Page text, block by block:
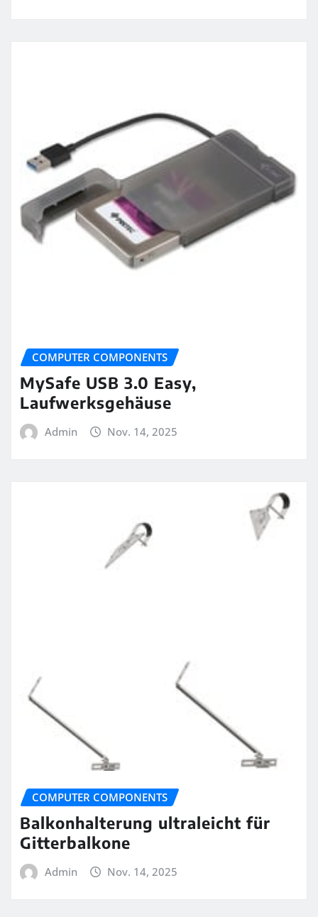
COMPUTER COMPONENTS
MySafe USB 3.0 Easy,
Laufwerksgehäuse
Admin Nov. 14, 2025
COMPUTER COMPONENTS
Balkonhalterung ultraleicht für
Gitterbalkone
Admin Nov. 14, 2025